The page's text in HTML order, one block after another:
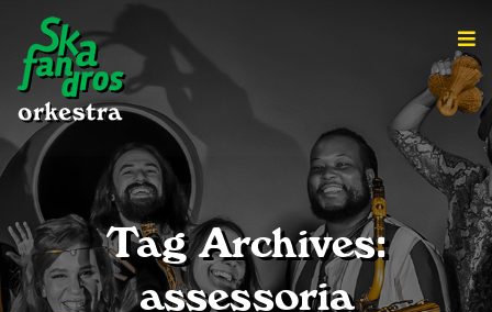
Tag Archives:
assessoria